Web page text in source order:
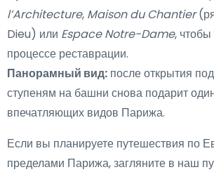
l’Architecture, Maison du Chantier
Dieu) или Espace Notre-Dame,
процессе реставрации.
Панорамный вид: после открытия
ступеням на башни снова подарит
впечатляющих видов Парижа.
Если вы планируете путешествия по
пределами Парижа, загляните в наш